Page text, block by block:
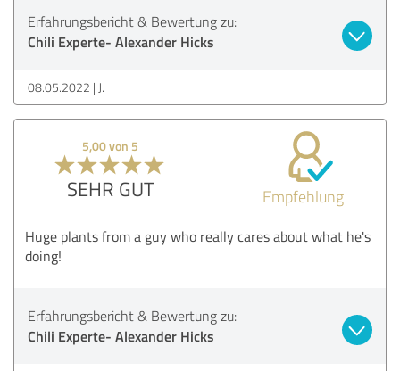
Erfahrungsbericht & Bewertung zu:
Chili Experte- Alexander Hicks
08.05.2022 J.
5,00 von 5
SEHR GUT Empfehlung
Huge plants from a guy who really cares about what he's
doing!
Erfahrungsbericht & Bewertung zu:
Chili Experte- Alexander Hicks